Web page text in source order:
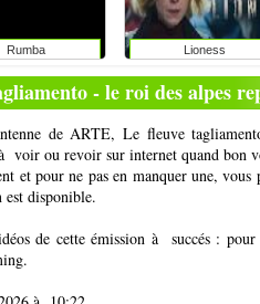
Rumba Lioness
- le roi des alpes
de ARTE, Le fleuve
voir ou revoir sur internet quand bon
et pour ne pas en manquer une,
disponible.
de cette émission à succés :